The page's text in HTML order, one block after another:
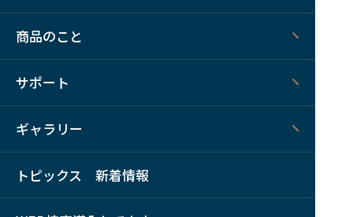
商品のこと
サポート
ギャラリー
トピックス 新着情報